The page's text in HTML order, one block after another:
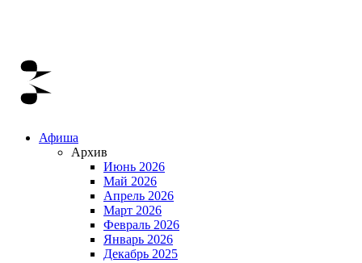
Афиша
Архив
Июнь 2026
Май 2026
Апрель 2026
Март 2026
Февраль 2026
Январь 2026
Декабрь 2025